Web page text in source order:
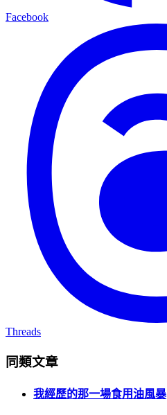
Facebook
Threads
同類文章
我經歷的那一場食用油風暴